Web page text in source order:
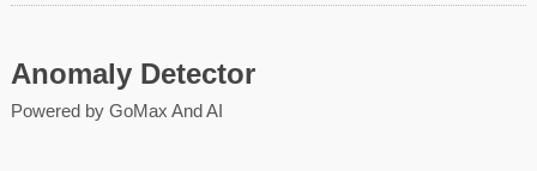
Anomaly Detector
Powered by GoMax And AI